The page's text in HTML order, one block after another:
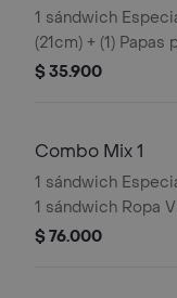
1 sándwich
(21cm) + (1) Papas
Cola 250ml
$ 35.900
Combo Mix 1
1 sándwich
1 sándwich Ropa
personal 21 cm+ 2
$ 76.000